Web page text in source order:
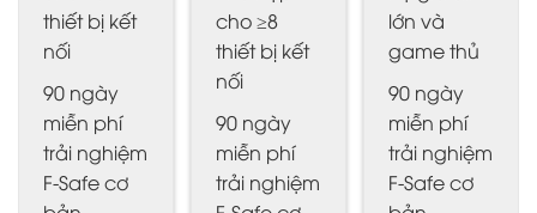
thiết bị kết
nối
90 ngày
miễn phí
trải nghiệm
F-Safe cơ
cho ≥8
thiết bị kết
nối
90 ngày
miễn phí
trải nghiệm
lớn và
game thủ
90 ngày
miễn phí
trải nghiệm
F-Safe cơ